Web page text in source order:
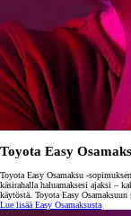
Toyota Easy
Toyota Easy Osamaksu -
käsirahalla haluamaksesi ajaksi –
käytöstä. Toyota Easy
Lue lisää Easy Osamaksusta